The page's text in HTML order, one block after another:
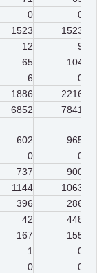
0
0
1523
1523
12
9
65
104
6
0
1886
2216
6852
7841
602
965
0
0
737
900
1144
1063
396
286
42
448
167
155
1
0
0
0